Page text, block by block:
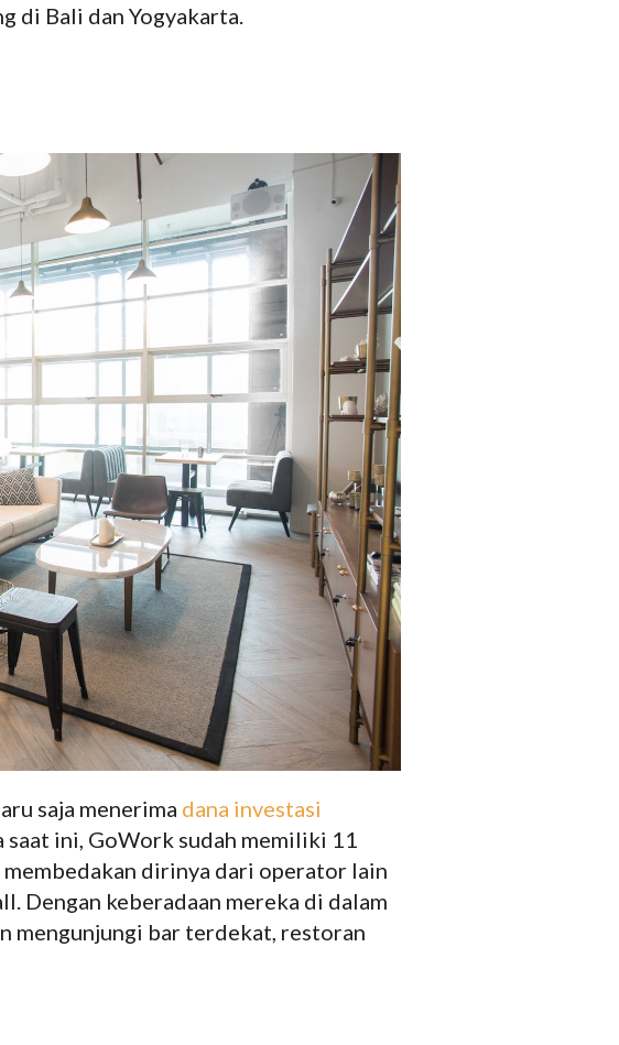
di Bali dan Yogyakarta.
saja menerima dana investasi
ini, GoWork sudah memiliki 11
membedakan dirinya dari operator lain
Dengan keberadaan mereka di dalam
mengunjungi bar terdekat, restoran